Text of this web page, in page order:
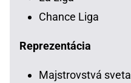
Chance Liga
Reprezentácia
Majstrovstvá sveta